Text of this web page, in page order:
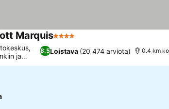
Marquis4 Tähtiluokitus
8,5Loistava (20 474 arviota)
ja
0.4 km